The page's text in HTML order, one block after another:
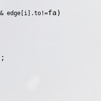
edge[i].to!=